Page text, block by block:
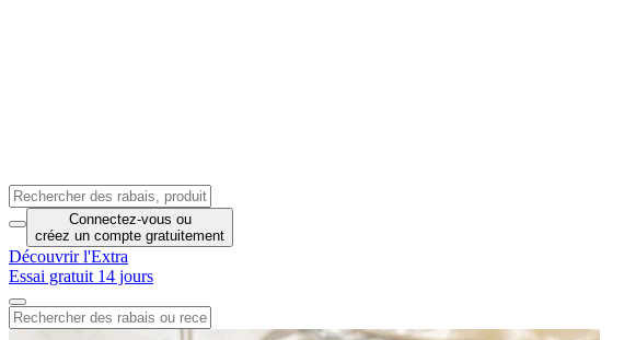
Connectez-vous ou
créez un compte gratuitement
Découvrir l'Extra
Essai gratuit 14 jours